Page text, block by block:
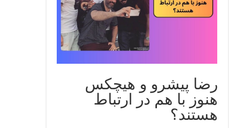
رضا پیشرو و هیچکس
هنوز با هم در ارتباط
هستند؟